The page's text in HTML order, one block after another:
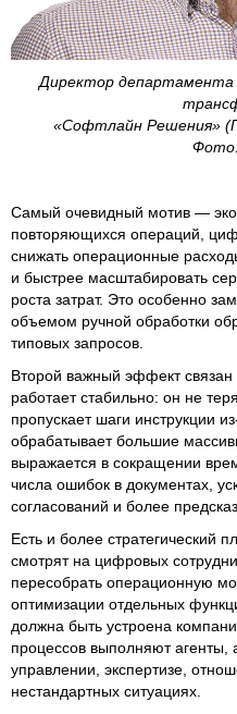
Директор департамента
«Софтлайн Решения»
Самый очевидный мотив —
повторяющихся операций,
снижать операционные
и быстрее масштабировать
роста затрат. Это особенно
объемом ручной обработки
типовых запросов.
Второй важный эффект связан
работает стабильно: он не
пропускает шаги инструкции
обрабатывает большие
выражается в сокращении
числа ошибок в документах,
согласований и более
Есть и более стратегический
смотрят на цифровых
пересобрать операционную
оптимизации отдельных
должна быть устроена
процессов выполняют
управлении, экспертизе,
нестандартных ситуациях.